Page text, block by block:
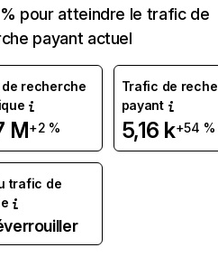
pour atteindre le trafic de
payant actuel
recherche
M+2 %
Trafic de
payant
5,16 k+54 %
trafic de